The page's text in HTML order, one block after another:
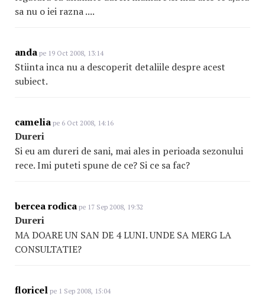
sa nu o iei razna ....
anda pe 19 Oct 2008, 13:14
Stiinta inca nu a descoperit detaliile despre acest
subiect.
camelia pe 6 Oct 2008, 14:16
Dureri
Si eu am dureri de sani, mai ales in perioada sezonului
rece. Imi puteti spune de ce? Si ce sa fac?
bercea rodica pe 17 Sep 2008, 19:32
Dureri
MA DOARE UN SAN DE 4 LUNI. UNDE SA MERG LA
CONSULTATIE?
floricel pe 1 Sep 2008, 15:04